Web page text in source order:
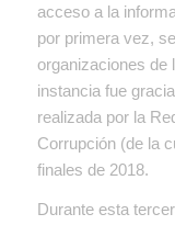
acceso a la
por primera vez,
organizaciones de
instancia fue
realizada por la
Corrupción (de la
finales de 2018.
Durante esta